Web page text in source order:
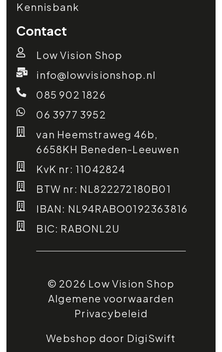
Kennisbank
Contact
Low Vision Shop
info@lowvisionshop.nl
085 902 1826
06 3977 3952
van Heemstraweg 46b,
6658KH Beneden-Leeuwen
KvK nr: 11042824
BTW nr: NL822272180B01
IBAN: NL94RABO0192363816
BIC: RABONL2U
© 2026 Low Vision Shop
Algemene voorwaarden
Privacybeleid
Webshop door DigiSwift